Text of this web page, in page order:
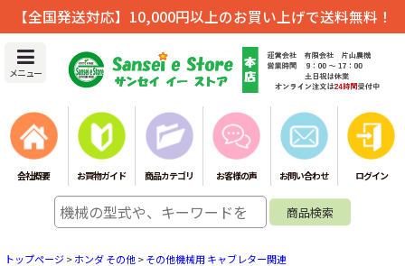
【全国発送対応】10,000円以上のお買い上げで送料無料！
メニュー
会社概要 お買物ガイド 商品カテゴリ お客様の声 お問い合わせ ログイン
トップページ>ホンダ その他>その他機械用 キャブレター関連